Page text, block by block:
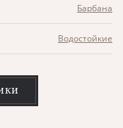
Барбана
Водостойкие